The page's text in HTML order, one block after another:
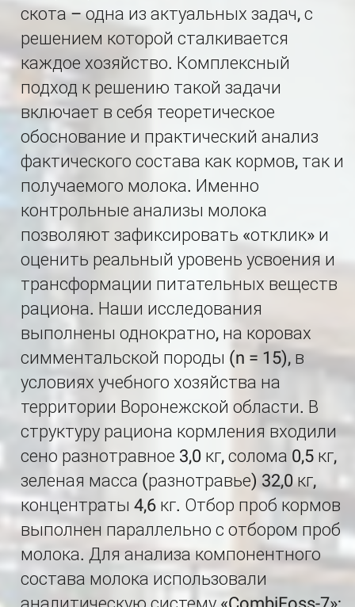
скота – одна из актуальных задач, с
решением которой сталкивается
каждое хозяйство. Комплексный
подход к решению такой задачи
включает в себя теоретическое
обоснование и практический анализ
фактического состава как кормов, так и
получаемого молока. Именно
контрольные анализы молока
позволяют зафиксировать «отклик» и
оценить реальный уровень усвоения и
трансформации питательных веществ
рациона. Наши исследования
выполнены однократно, на коровах
симментальской породы (n = 15), в
условиях учебного хозяйства на
территории Воронежской области. В
структуру рациона кормления входили
сено разнотравное 3,0 кг, солома 0,5 кг,
зеленая масса (разнотравье) 32,0 кг,
концентраты 4,6 кг. Отбор проб кормов
выполнен параллельно с отбором проб
молока. Для анализа компонентного
состава молока использовали